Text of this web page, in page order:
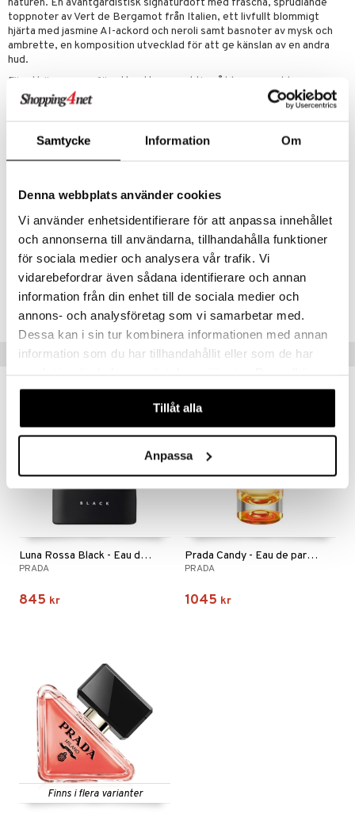
Samtycke Information Om
Denna webbplats använder cookies
Vi använder enhetsidentifierare för att anpassa innehållet
och annonserna till användarna, tillhandahålla funktioner
för sociala medier och analysera vår trafik. Vi
vidarebefordrar även sådana identifierare och annan
information från din enhet till de sociala medier och
annons- och analysföretag som vi samarbetar med.
Dessa kan i sin tur kombinera informationen med annan
information som du har tillhandahållit eller som de har
våra cookies vid fortsatt användande av vår webbplats.
Tillåt alla
Anpassa
naturen. En avantgardistisk signaturdoft med fräscha, sprudlande
toppnoter av Vert de Bergamot från Italien, ett livfullt blommigt
hjärta med jasmine AI-ackord och neroli samt basnoter av mysk och
ambrette, en komposition utvecklad för att ge känslan av en andra
hud.
För att öppna upp för ett nytt perspektiv på blommor valde
mästerparfymörerna Nadège Le Garlantezec, Shyamala Maisondieu
och Antoine Maisondieu en av de mest sofistikerade blommorna inom
utnyttjade kraften hos artificiell intelligens för att skapa ett unikt
Hjärtnot
: jasmin och neroli
Basnot: mysk och ambrette
Artikelnr
CPD20-PD-30-XX-XX
Lägsta pris senaste 30 dagarna: 789 kr
Tips till dig
Luna Rossa Black - Eau de parfum
PRADA
845 kr
Prada Candy - Eau de parfum (Edp) spray
PRADA
1045 kr
Finns i flera varianter